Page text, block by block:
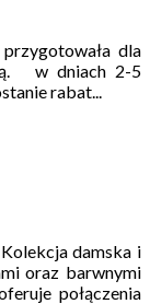
dla
w dniach 2-5
rabat...
damska i
oraz barwnymi
połączenia